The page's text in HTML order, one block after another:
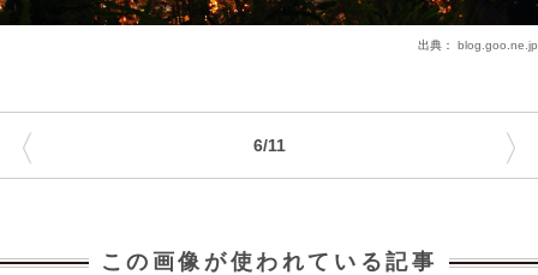
出典： blog.goo.ne.jp
6/11
〈 〉
この画像が使われている記事